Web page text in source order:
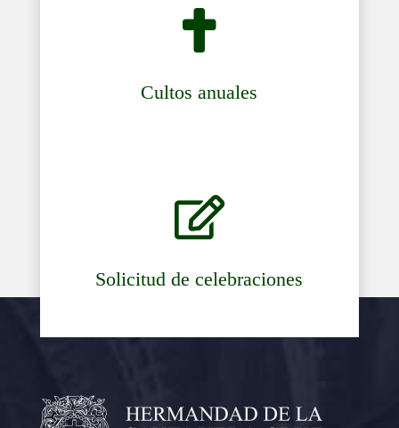

Cultos anuales

Solicitud de celebraciones